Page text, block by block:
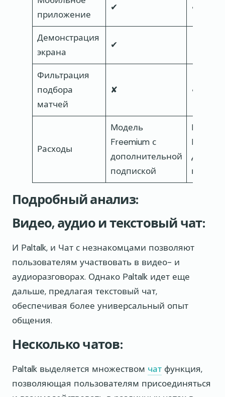
приложение
✔ ✔
Демонстрация
экрана
✔
Фильтрация
подбора
матчей
✘ ✔
Расходы
Модель
Freemium с
дополнительной
подпиской
Модель
Подробный анализ:
Видео, аудио и текстовый чат:
И Paltalk, и Чат с незнакомцами позволяют
пользователям участвовать в видео- и
аудиоразговорах. Однако Paltalk идет еще
дальше, предлагая текстовый чат,
обеспечивая более универсальный опыт
общения.
Несколько чатов:
Paltalk выделяется множеством чат функция,
позволяющая пользователям присоединяться